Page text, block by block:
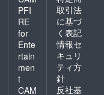
this. 1
for A's
badge,
1 set
for B's
wooden
clip (5)
(Please
be sure
PFI
RE
for
Ente
rtain
men
t
CAM
取引法
に基づ
く表記
情報セ
キュリ
ティ方
針
反社基